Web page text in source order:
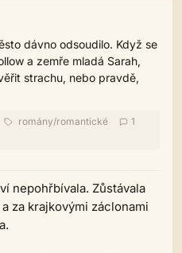
dávno odsoudilo. Když se
a zemře mladá Sarah,
strachu, nebo pravdě,
romány/romantické
1
nepohřbívala. Zůstávala
za krajkovými záclonami